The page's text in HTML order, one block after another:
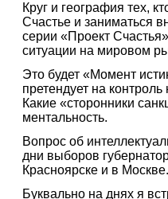
Круг и география тех,
Счастье и заниматься
серии «Проект
ситуации на мировом
Это будет «Момент
претендует на
Какие «сторонники
ментальность.
Вопрос об
дни выборов
Красноярске и в Москве.
Буквально на днях я